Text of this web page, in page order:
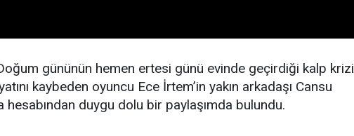
gününün hemen ertesi günü evinde geçirdiği kalp krizi
kaybeden oyuncu Ece İrtem’in yakın arkadaşı Cansu
hesabından duygu dolu bir paylaşımda bulundu.